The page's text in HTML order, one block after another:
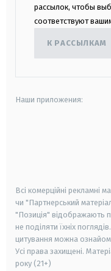
рассылок, чтобы
соответствуют
К РАССЫЛКАМ
Наши приложения:
Всі комерційні рекламні
чи "Партнерський
"Позиція" відображають
не поділяти їхніх
цитування можна
Усі права захищені.
року (21+)